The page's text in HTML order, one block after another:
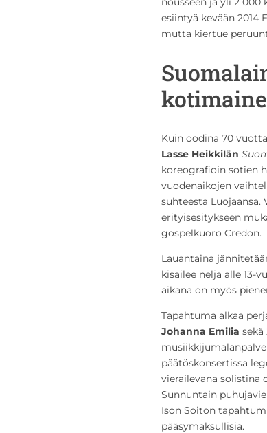
esiintyä kevään 2014
mutta kiertue
Kuin oodina 70
Lasse Heikkilän
koreografioin sotien
vuodenaikojen
suhteesta
erityisesitykseen
gospelkuoro Credon.
Lauantaina
kisailee neljä alle 13-
aikana on myös
Tapahtuma alkaa
Johanna Emilia
päätöskonsertissa
vierailevana solistina
Sunnuntain
Ison Soiton
pääsymaksullisia.